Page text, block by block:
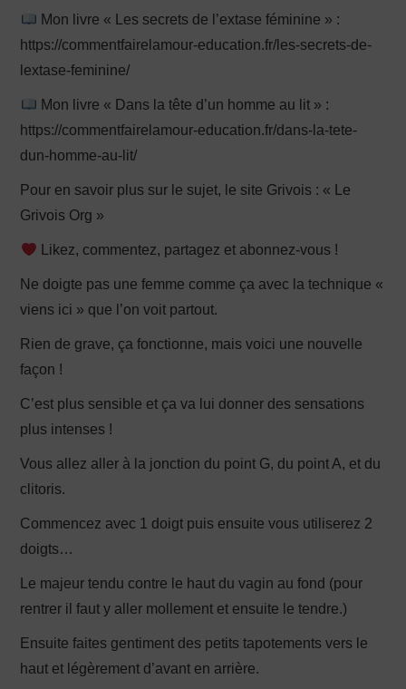
Mon livre « Les secrets de l’extase féminine » :
https://commentfairelamour-education.fr/les-secrets-de-
lextase-feminine/
Mon livre « Dans la tête d’un homme au lit » :
https://commentfairelamour-education.fr/dans-la-tete-
dun-homme-au-lit/
Pour en savoir plus sur le sujet, le site Grivois : « Le
Grivois Org »
Likez, commentez, partagez et abonnez-vous !
Ne doigte pas une femme comme ça avec la technique «
viens ici » que l’on voit partout.
Rien de grave, ça fonctionne, mais voici une nouvelle
façon !
C’est plus sensible et ça va lui donner des sensations
plus intenses !
Vous allez aller à la jonction du point G, du point A, et du
clitoris.
Commencez avec 1 doigt puis ensuite vous utiliserez 2
doigts…
Le majeur tendu contre le haut du vagin au fond (pour
rentrer il faut y aller mollement et ensuite le tendre.)
Ensuite faites gentiment des petits tapotements vers le
haut et légèrement d’avant en arrière.